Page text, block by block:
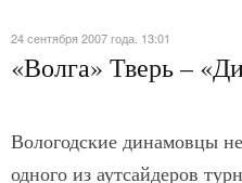
24 сентября 2007 года. 13:01
«Волга» Тверь –
Вологодские динамовцы
одного из аутсайдеров